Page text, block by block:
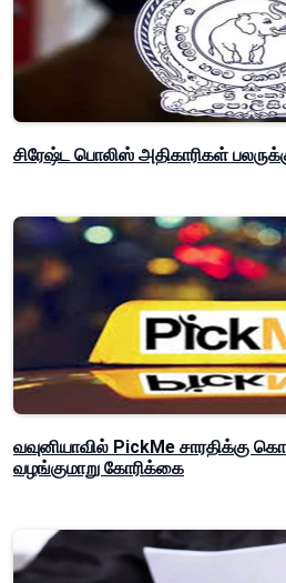
சிரேஷ்ட பொலிஸ் அதிகாரிகள்
வவுனியாவில் PickMe சாரதிக்கு
வழங்குமாறு கோரிக்கை